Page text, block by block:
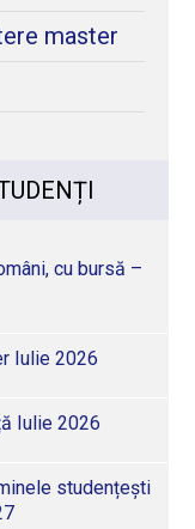
master
cu bursă –
Iulie 2026
Iulie 2026
studențești